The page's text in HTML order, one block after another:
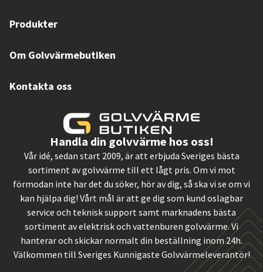
Produkter
Om Golvvärmebutiken
Kontakta oss
Handla din golvvärme hos oss!
Vår idé, sedan start 2009, är att erbjuda Sveriges bästa
sortiment av golvvärme till ett lågt pris. Om vi mot
förmodan inte har det du söker, hör av dig, så ska vi se om vi
kan hjälpa dig! Vårt mål är att ge dig som kund oslagbar
service och teknisk support samt marknadens bästa
sortiment av elektrisk och vattenburen golvvärme. Vi
hanterar och skickar normalt din beställning inom 24h.
Välkommen till Sveriges Kunnigaste Golvvärmeleverantör!